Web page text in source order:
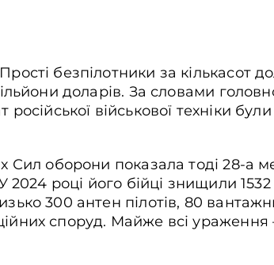
безпілотники за кількасот
доларів. За словами
військової техніки
Сил оборони показала тоді 28-а
році його бійці знищили 1532
300 антен пілотів, 80
споруд. Майже всі ураження